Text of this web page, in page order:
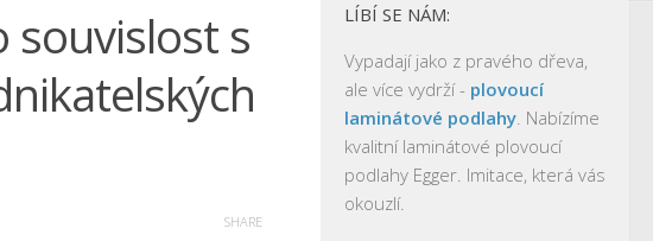
souvislost s
SHARE
LÍBÍ SE NÁM:
Vypadají jako z pravého dřeva,
ale více vydrží - plovoucí
laminátové podlahy. Nabízíme
kvalitní laminátové plovoucí
podlahy Egger. Imitace, která vás
okouzlí.